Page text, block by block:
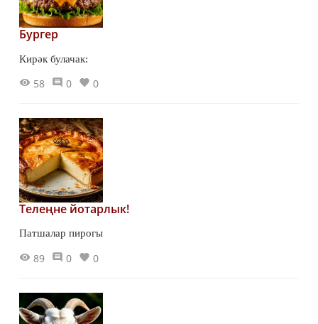
Бургер
Кирәк булачак:
58 0 0
Телеңне йотарлык!
Патшалар пирогы
89 0 0